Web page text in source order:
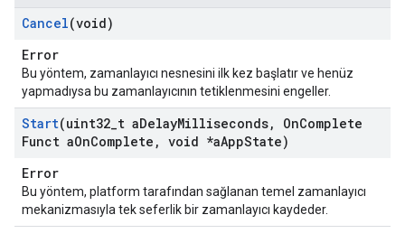
Cancel(void)
Error
Bu yöntem, zamanlayıcı nesnesini ilk kez başlatır ve henüz
yapmadıysa bu zamanlayıcının tetiklenmesini engeller.
Start(uint32 t aDelayMilliseconds, OnComplete
Funct aOnComplete , void *aAppState)
Error
Bu yöntem, platform tarafından sağlanan temel zamanlayıcı
mekanizmasıyla tek seferlik bir zamanlayıcı kaydeder.